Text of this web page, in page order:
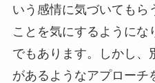
いう感情に気づいてもら
ことを気にするようにな
でもあります。しかし、
があるようなアプローチ